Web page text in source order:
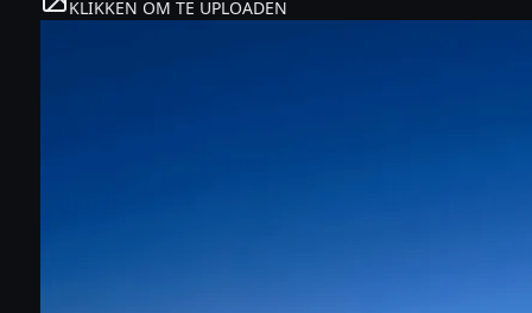
KLIKKEN OM TE UPLOADEN